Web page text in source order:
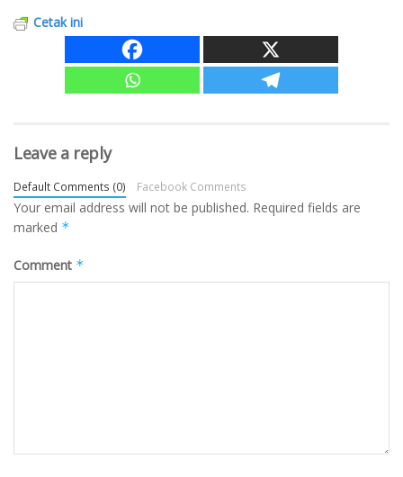
Cetak ini
Leave a reply
Default Comments (0) Facebook Comments
Your email address will not be published. Required fields are
marked *
Comment *